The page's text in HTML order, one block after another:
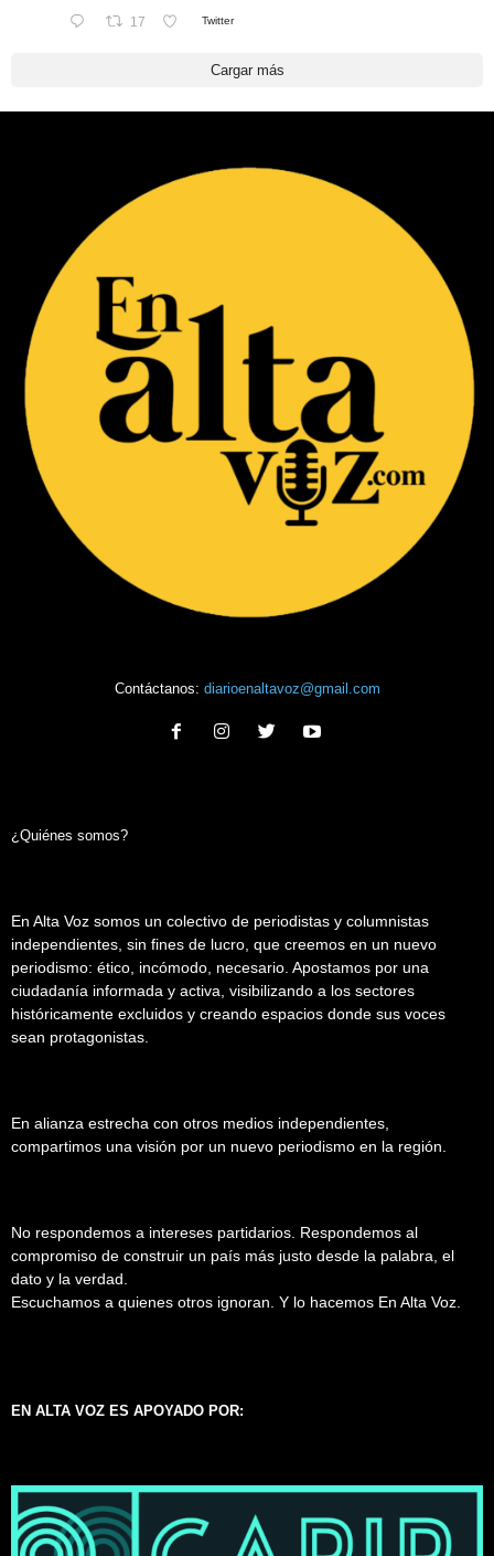
17 Twitter
Cargar más
Contáctanos: diarioenaltavoz@gmail.com
¿Quiénes somos?
En Alta Voz somos un colectivo de periodistas y columnistas
independientes, sin fines de lucro, que creemos en un nuevo
periodismo: ético, incómodo, necesario. Apostamos por una
ciudadanía informada y activa, visibilizando a los sectores
históricamente excluidos y creando espacios donde sus voces
sean protagonistas.
En alianza estrecha con otros medios independientes,
compartimos una visión por un nuevo periodismo en la región.
No respondemos a intereses partidarios. Respondemos al
compromiso de construir un país más justo desde la palabra, el
dato y la verdad.
Escuchamos a quienes otros ignoran. Y lo hacemos En Alta Voz.
EN ALTA VOZ ES APOYADO POR: